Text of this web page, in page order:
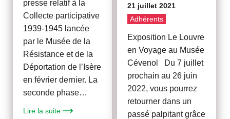
presse relatif à la
Collecte participative
1939-1945 lancée
par le Musée de la
Résistance et de la
Déportation de l’Isère
en février dernier. La
seconde phase…
Lire la suite
21 juillet 2021
Adhérents
Exposition Le Louvre
en Voyage au Musée
Cévenol Du 7 juillet
prochain au 26 juin
2022, vous pourrez
retourner dans un
passé palpitant grâce